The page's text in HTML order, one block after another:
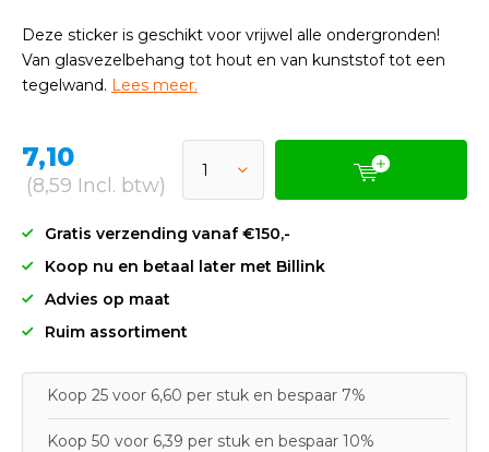
Deze sticker is geschikt voor vrijwel alle ondergronden!
Van glasvezelbehang tot hout en van kunststof tot een
tegelwand. Lees meer.
7,10
(8,59 Incl. btw)
Gratis verzending vanaf €150,-
Koop nu en betaal later met Billink
Advies op maat
Ruim assortiment
Koop 25 voor 6,60 per stuk en bespaar 7%
Koop 50 voor 6,39 per stuk en bespaar 10%